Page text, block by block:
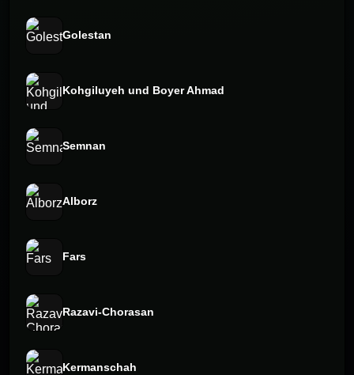
Golestan
Kohgiluyeh und Boyer Ahmad
Semnan
Alborz
Fars
Razavi-Chorasan
Kermanschah